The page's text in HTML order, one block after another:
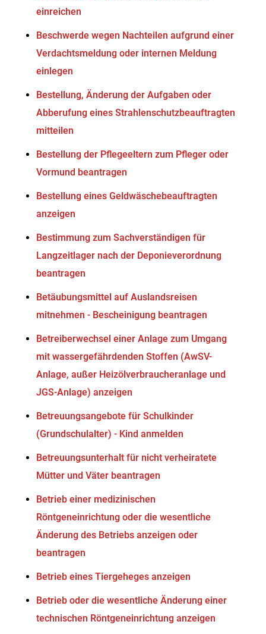
einreichen
Beschwerde wegen Nachteilen aufgrund einer
Verdachtsmeldung oder internen Meldung
einlegen
Bestellung, Änderung der Aufgaben oder
Abberufung eines Strahlenschutzbeauftragten
mitteilen
Bestellung der Pflegeeltern zum Pfleger oder
Vormund beantragen
Bestellung eines Geldwäschebeauftragten
anzeigen
Bestimmung zum Sachverständigen für
Langzeitlager nach der Deponieverordnung
beantragen
Betäubungsmittel auf Auslandsreisen
mitnehmen - Bescheinigung beantragen
Betreiberwechsel einer Anlage zum Umgang
mit wassergefährdenden Stoffen (AwSV-
Anlage, außer Heizölverbraucheranlage und
JGS-Anlage) anzeigen
Betreuungsangebote für Schulkinder
(Grundschulalter) - Kind anmelden
Betreuungsunterhalt für nicht verheiratete
Mütter und Väter beantragen
Betrieb einer medizinischen
Röntgeneinrichtung oder die wesentliche
Änderung des Betriebs anzeigen oder
beantragen
Betrieb eines Tiergeheges anzeigen
Betrieb oder die wesentliche Änderung einer
technischen Röntgeneinrichtung anzeigen